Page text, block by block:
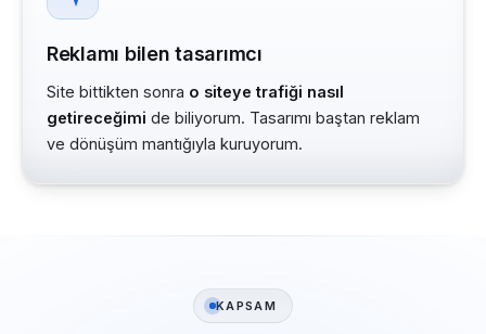
Reklamı bilen tasarımcı
Site bittikten sonra o siteye trafiği nasıl
getireceğimi de biliyorum. Tasarımı baştan reklam
ve dönüşüm mantığıyla kuruyorum.
KAPSAM